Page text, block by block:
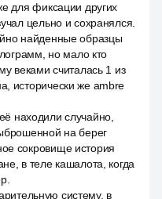
для фиксации других
цельно и сохранялся.
найденные образцы
но мало кто
веками считалась 1 из
исторически же ambre
находили случайно,
на берег
сокровище история
в теле кашалота, когда
систему, в